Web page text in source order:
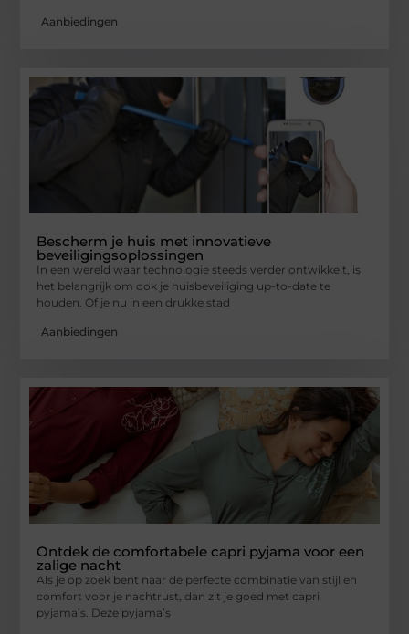
Aanbiedingen
Bescherm je huis met innovatieve
beveiligingsoplossingen
In een wereld waar technologie steeds verder ontwikkelt, is
het belangrijk om ook je huisbeveiliging up-to-date te
houden. Of je nu in een drukke stad
Aanbiedingen
Ontdek de comfortabele capri pyjama voor een
zalige nacht
Als je op zoek bent naar de perfecte combinatie van stijl en
comfort voor je nachtrust, dan zit je goed met capri
pyjama’s. Deze pyjama’s